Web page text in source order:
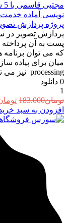
مجتبی قاسمی
نویسی آماده
پروژه پردازش
که می توان برنامه
processing نیز می توان از برنامه نویسی سی [...]
0 دانلود
1
تومان183.000
اصلی: افزودن به سبد